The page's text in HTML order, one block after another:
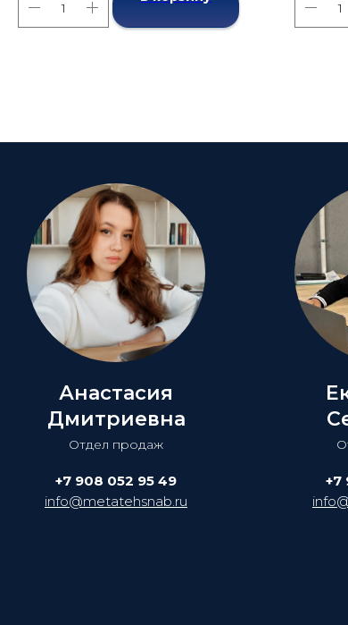
Анастасия
Дмитриевна
Отдел продаж
+7 908 052 95 49
info@metatehsnab.ru
+7